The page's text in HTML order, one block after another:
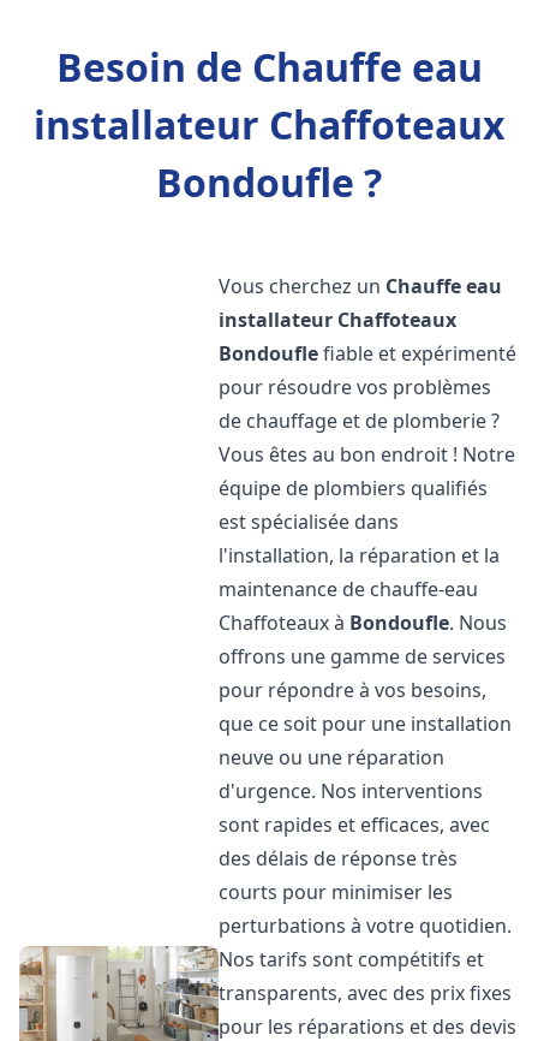
Besoin de Chauffe eau
installateur Chaffoteaux
Bondoufle ?
Vous cherchez un Chauffe eau
installateur Chaffoteaux
Bondouflefiable et expérimenté
pour résoudre vos problèmes
de chauffage et de plomberie ?
Vous êtes au bon endroit ! Notre
équipe de plombiers qualifiés
est spécialisée dans
l'installation, la réparation et la
maintenance de chauffe-eau
Chaffoteaux à Bondoufle. Nous
offrons une gamme de services
pour répondre à vos besoins,
que ce soit pour une installation
neuve ou une réparation
d'urgence. Nos interventions
sont rapides et efficaces, avec
des délais de réponse très
courts pour minimiser les
perturbations à votre quotidien.
Nos tarifs sont compétitifs et
transparents, avec des prix fixes
pour les réparations et des devis